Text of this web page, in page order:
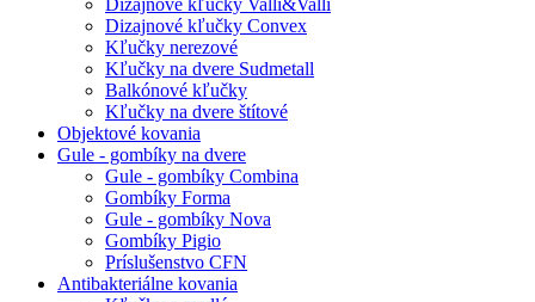
Dizajnové kľučky Valli&Valli
Dizajnové kľučky Convex
Kľučky nerezové
Kľučky na dvere Sudmetall
Balkónové kľučky
Kľučky na dvere štítové
Objektové kovania
Gule - gombíky na dvere
Gule - gombíky Combina
Gombíky Forma
Gule - gombíky Nova
Gombíky Pigio
Príslušenstvo CFN
Antibakteriálne kovania